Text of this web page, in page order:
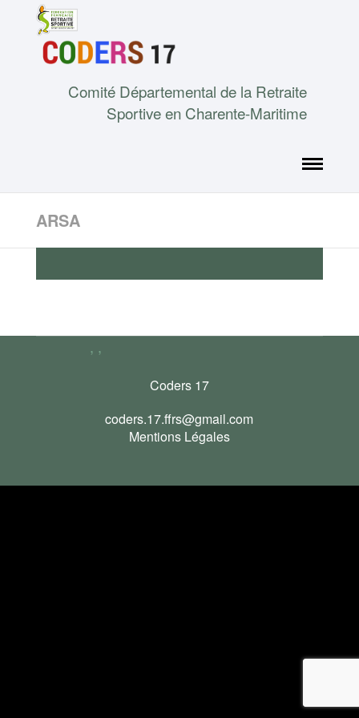
Comité Départemental de la Retraite
Sportive en Charente-Maritime
ARSA
, ,
Coders 17
coders.17.ffrs@gmail.com
Mentions Légales